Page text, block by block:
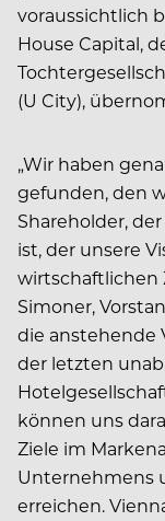
voraussichtlich
House Capital,
(U City),
„Wir haben
gefunden, den
Shareholder,
ist, der unsere
wirtschaftlichen
Simoner,
die anstehende
der letzten
können uns
Ziele im
Unternehmens
erreichen.